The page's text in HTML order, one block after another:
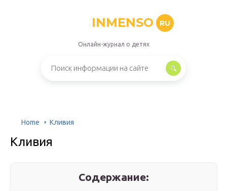
INMENSO RU
Онлайн-журнал о детях
Home Кливия
Кливия
Содержание: